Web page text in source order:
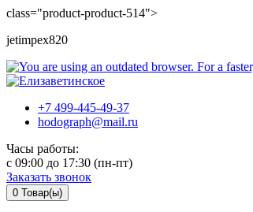
class="product-product-514">
jetimpex820
+7 499-445-49-37
hodograph@mail.ru
Часы работы:
c 09:00 до 17:30 (пн-пт)
Заказать звонок
0 Товар(ы)